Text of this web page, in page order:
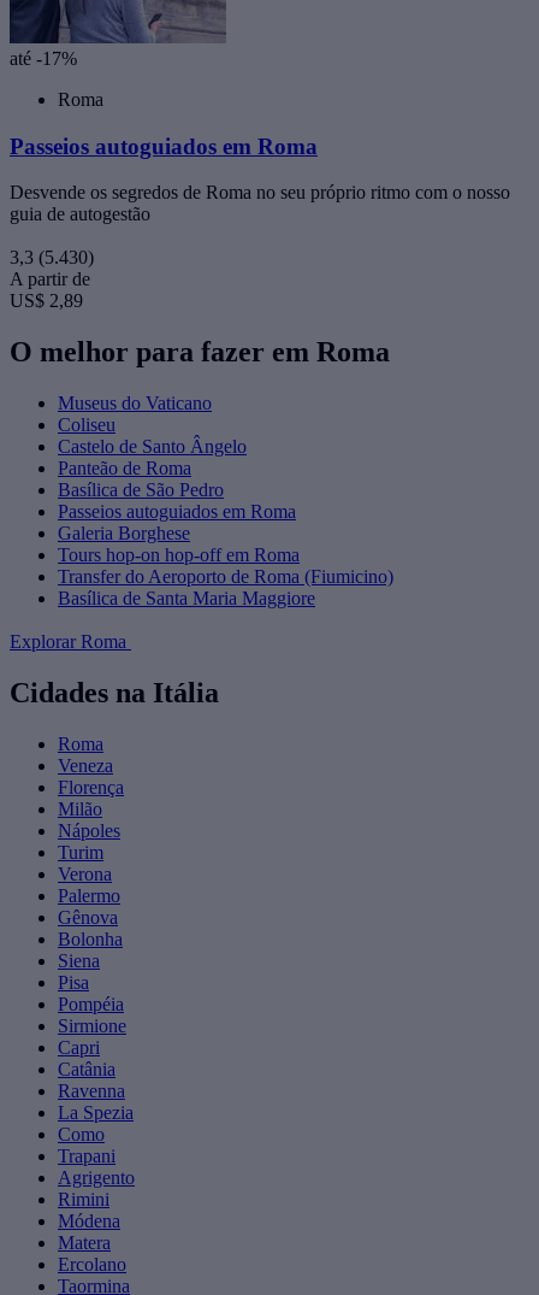
até -17%
Roma
Passeios autoguiados em Roma
Desvende os segredos de Roma no seu próprio ritmo com o nosso
guia de autogestão
3,3 (5.430)
A partir de
US$ 2,89
O melhor para fazer em Roma
Museus do Vaticano
Coliseu
Castelo de Santo Ângelo
Panteão de Roma
Basílica de São Pedro
Passeios autoguiados em Roma
Galeria Borghese
Tours hop-on hop-off em Roma
Transfer do Aeroporto de Roma (Fiumicino)
Basílica de Santa Maria Maggiore
Explorar Roma
Cidades na Itália
Roma
Veneza
Florença
Milão
Nápoles
Turim
Verona
Palermo
Gênova
Bolonha
Siena
Pisa
Pompéia
Sirmione
Capri
Catânia
Ravenna
La Spezia
Como
Trapani
Agrigento
Rimini
Módena
Matera
Ercolano
Taormina